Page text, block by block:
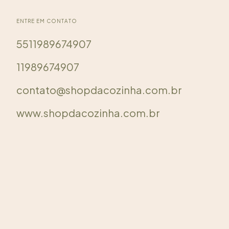
ENTRE EM CONTATO
5511989674907
11989674907
contato@shopdacozinha.com.br
www.shopdacozinha.com.br